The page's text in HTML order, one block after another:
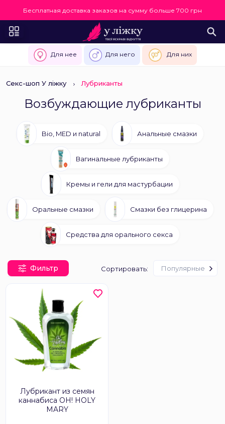
Бесплатная доставка заказов на сумму больше 700 грн
Для нее Для него Для них
Секс-шоп У ліжку Лубриканты
Возбуждающие лубриканты
Bio, MED и natural Анальные смазки
Вагинальные лубриканты
Кремы и гели для мастурбации
Оральные смазки Смазки без глицерина
Средства для орального секса
Фильтр Сортировать: Популярные
Лубрикант из семян
каннабиса OH! HOLY
MARY